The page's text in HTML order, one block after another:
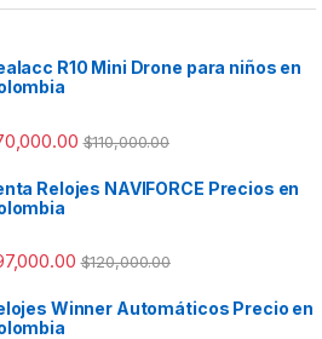
R10 Mini Drone para niños en
$110,000.00
Relojes NAVIFORCE Precios en
$120,000.00
Winner Automáticos Precio en